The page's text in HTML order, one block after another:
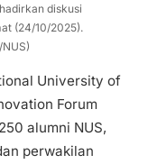
diskusi
(24/10/2025).
University of
Forum
alumni NUS,
perwakilan